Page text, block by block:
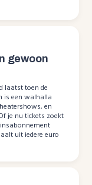
gewoon
laatst toen de
is een walhalla
en
je nu tickets zoekt
uit iedere euro